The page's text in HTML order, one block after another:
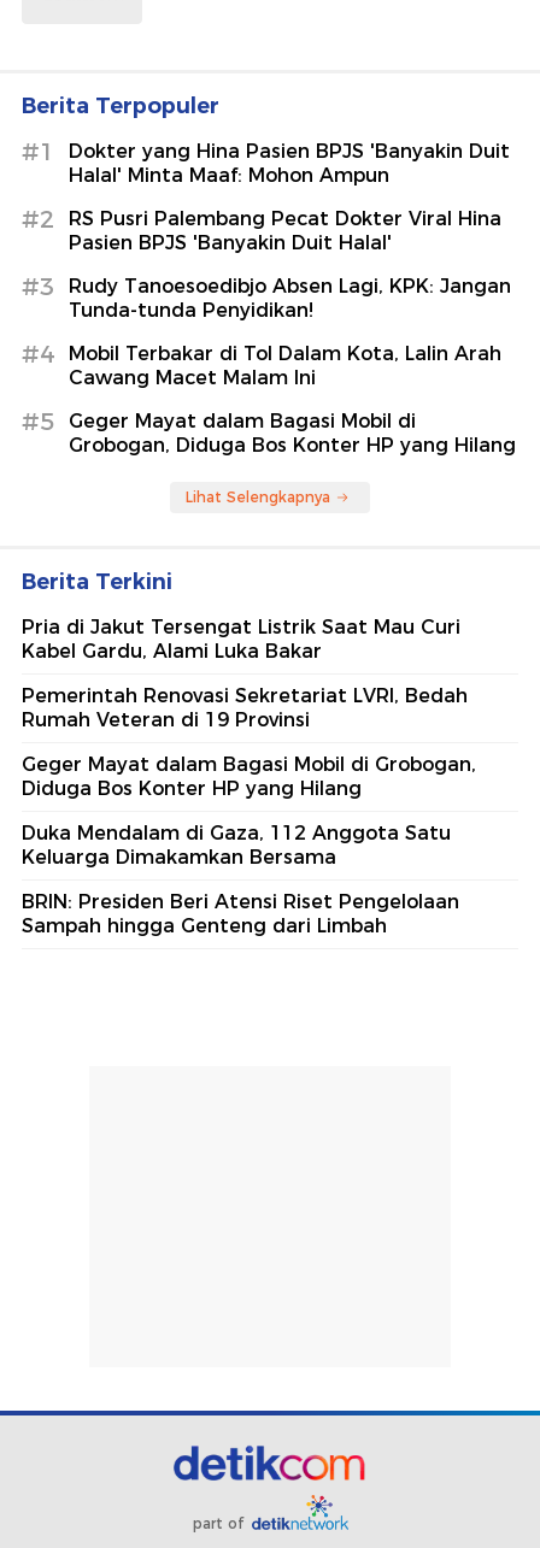
Berita Terpopuler
#1
Dokter yang Hina Pasien BPJS 'Banyakin Duit
Halal' Minta Maaf: Mohon Ampun
#2
RS Pusri Palembang Pecat Dokter Viral Hina
Pasien BPJS 'Banyakin Duit Halal'
#3
Rudy Tanoesoedibjo Absen Lagi, KPK: Jangan
Tunda-tunda Penyidikan!
#4
Mobil Terbakar di Tol Dalam Kota, Lalin Arah
Cawang Macet Malam Ini
#5
Geger Mayat dalam Bagasi Mobil di
Grobogan, Diduga Bos Konter HP yang Hilang
Lihat Selengkapnya
Berita Terkini
Pria di Jakut Tersengat Listrik Saat Mau Curi
Kabel Gardu, Alami Luka Bakar
Pemerintah Renovasi Sekretariat LVRI, Bedah
Rumah Veteran di 19 Provinsi
Geger Mayat dalam Bagasi Mobil di Grobogan,
Diduga Bos Konter HP yang Hilang
Duka Mendalam di Gaza, 112 Anggota Satu
Keluarga Dimakamkan Bersama
BRIN: Presiden Beri Atensi Riset Pengelolaan
Sampah hingga Genteng dari Limbah
part of